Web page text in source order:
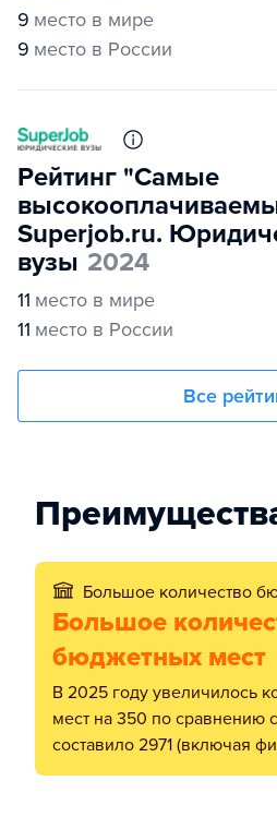
9 место в мире
9 место в России
Рейтинг "Самые
Superjob.ru.
вузы 2024
11 место в мире
11 место в России
Все
Большое количество
Большое
бюджетных мест
В 2025 году увеличилось количестве бюджетных
мест на 350 по сравнению
составило 2971 (включая